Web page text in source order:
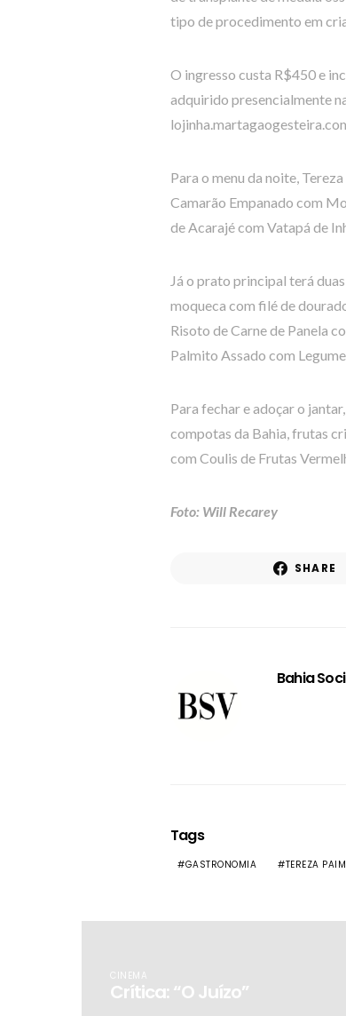
tipo de procedimento em
O ingresso custa R$450 e
adquirido presencialmente
Para o menu da noite,
Camarão Empanado com
de Acarajé com Vatapá de
Já o prato principal terá
moqueca com filé de
Risoto de Carne de Panela
Palmito Assado com
Para fechar e adoçar o
compotas da Bahia, frutas
com Coulis de Frutas
Foto: Will Recarey
SHARE
Bahia
Tags
GASTRONOMIA TEREZA PAIM
CINEMA
Crítica: “O Juízo”